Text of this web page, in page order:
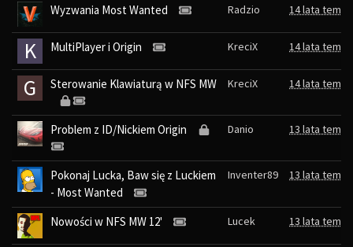
Wyzwania Most Wanted Radzio 14 lata temu
K MultiPlayer i Origin KreciX 14 lata temu
G Sterowanie Klawiaturą w NFS MW KreciX 14 lata temu
Problem z ID/Nickiem Origin Danio 13 lata temu
Pokonaj Lucka, Baw się z Luckiem
- Most Wanted
Inventer89 13 lata temu
Nowości w NFS MW 12' Lucek 13 lata temu